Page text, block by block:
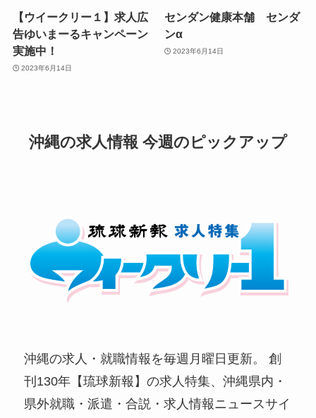
【ウイークリー１】求人広
告ゆいまーるキャンペーン
実施中！
2023年6月14日
センダン健康本舗 センダ
ンα
2023年6月14日
沖縄の求人情報 今週のピックアップ
沖縄の求人・就職情報を毎週月曜日更新。 創
刊130年【琉球新報】の求人特集、沖縄県内・
県外就職・派遣・合説・求人情報ニュースサイ